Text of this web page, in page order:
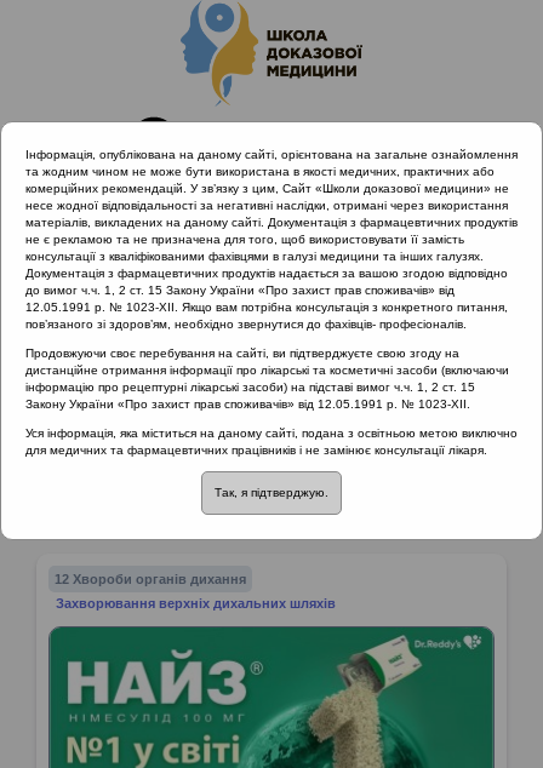
Головна
Матеріали за МКХ-11
12 Хвороби органів дихання
Захворювання верхніх дихальних шляхів
Матеріали за МКХ-11:: 12 Хвороби органів
дихання ::Захворювання верхніх дихальних
шляхів
Захворювання верхніх дихальних шляхів
12 Хвороби органів дихання
Захворювання верхніх дихальних шляхів
Інформація, опублікована на даному сайті, орієнтована на загальне ознайомлення
та жодним чином не може бути використана в якості медичних, практичних або
комерційних рекомендацій. У зв’язку з цим, Сайт «Школи доказової медицини» не
несе жодної відповідальності за негативні наслідки, отримані через використання
матеріалів, викладених на даному сайті. Документація з фармацевтичних продуктів
не є рекламою та не призначена для того, щоб використовувати її замість
консультації з кваліфікованими фахівцями в галузі медицини та інших галузях.
Документація з фармацевтичних продуктів надається за вашою згодою відповідно
до вимог ч.ч. 1, 2 ст. 15 Закону України «Про захист прав споживачів» від
12.05.1991 р. № 1023-XII. Якщо вам потрібна консультація з конкретного питання,
пов’язаного зі здоров’ям, необхідно звернутися до фахівців- професіоналів.
Продовжуючи своє перебування на сайті, ви підтверджуєте свою згоду на
дистанційне отримання інформації про лікарські та косметичні засоби (включаючи
інформацію про рецептурні лікарські засоби) на підставі вимог ч.ч. 1, 2 ст. 15
Закону України «Про захист прав споживачів» від 12.05.1991 р. № 1023-XII.
Уся інформація, яка міститься на даному сайті, подана з освітньою метою виключно
для медичних та фармацевтичних працівників і не замінює консультації лікаря.
Так, я підтверджую.